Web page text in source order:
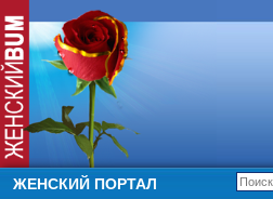
ЖЕНСКИЙ ПОРТАЛ